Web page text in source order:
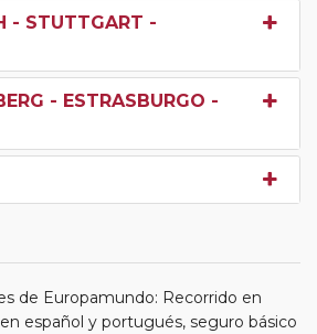
- STUTTGART -
- ESTRASBURGO -
de Europamundo: Recorrido en
español y portugués, seguro básico